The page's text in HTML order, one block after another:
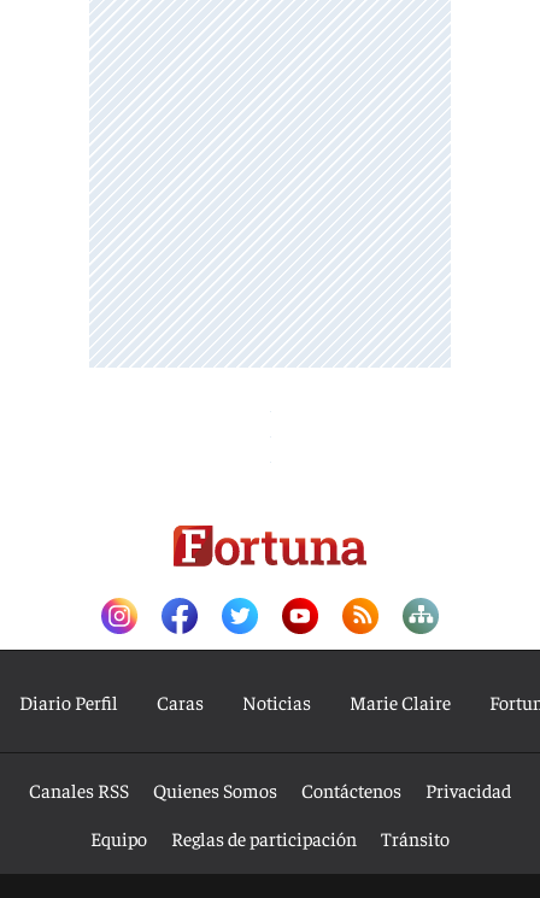
Diario Perfil Caras Noticias Marie Claire
Canales RSS Quienes Somos Contáctenos
Privacidad
Equipo
Reglas de participación Tránsito